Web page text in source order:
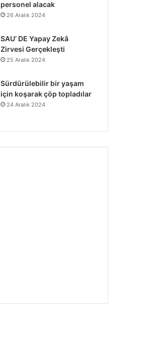
personel alacak
26 Aralık 2024
SAU’ DE Yapay Zekâ
Zirvesi Gerçekleşti
25 Aralık 2024
Sürdürülebilir bir yaşam
için koşarak çöp topladılar
24 Aralık 2024